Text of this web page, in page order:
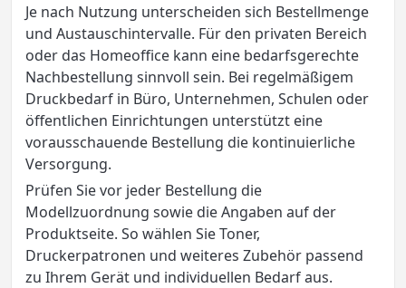
Je nach Nutzung unterscheiden sich Bestellmenge
und Austauschintervalle. Für den privaten Bereich
oder das Homeoffice kann eine bedarfsgerechte
Nachbestellung sinnvoll sein. Bei regelmäßigem
Druckbedarf in Büro, Unternehmen, Schulen oder
öffentlichen Einrichtungen unterstützt eine
vorausschauende Bestellung die kontinuierliche
Versorgung.
Prüfen Sie vor jeder Bestellung die
Modellzuordnung sowie die Angaben auf der
Produktseite. So wählen Sie Toner,
Druckerpatronen und weiteres Zubehör passend
zu Ihrem Gerät und individuellen Bedarf aus.